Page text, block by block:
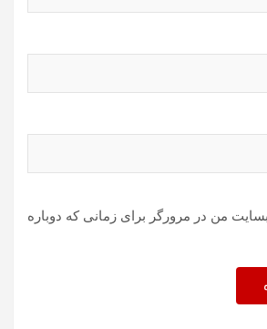
من در مرورگر برای زمانی که دوباره